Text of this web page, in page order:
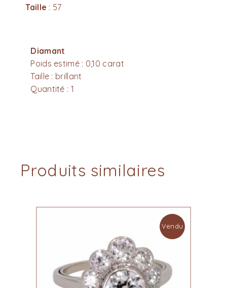
Taille : 57
Diamant
Poids estimé : 0,10 carat
Taille : brillant
Quantité : 1
Produits similaires
Vendu